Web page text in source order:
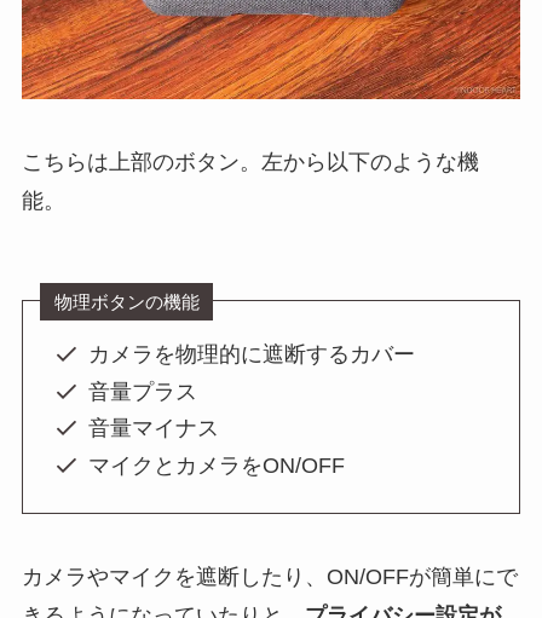
こちらは上部のボタン。左から以下のような機
能。
物理ボタンの機能
カメラを物理的に遮断するカバー
音量プラス
音量マイナス
マイクとカメラをON/OFF
カメラやマイクを遮断したり、ON/OFFが簡単にで